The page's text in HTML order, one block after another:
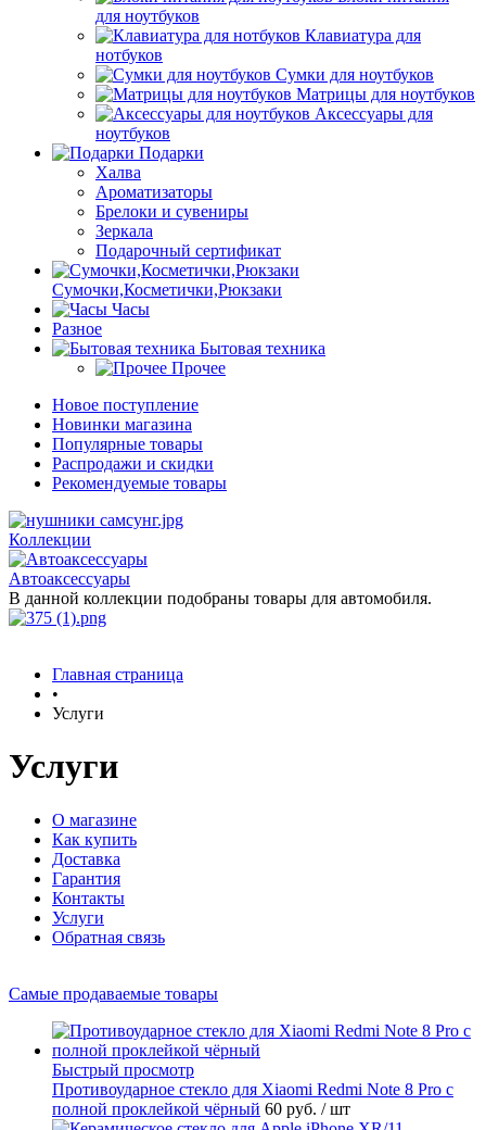
для ноутбуков
Клавиатура для
нотбуков
Сумки для ноутбуков
Матрицы для ноутбуков
Аксессуары для
ноутбуков
Подарки
Халва
Ароматизаторы
Брелоки и сувениры
Зеркала
Подарочный сертификат
Сумочки,Косметички,Рюкзаки
Часы
Разное
Бытовая техника
Прочее
Новое поступление
Новинки магазина
Популярные товары
Распродажи и скидки
Рекомендуемые товары
Коллекции
Автоаксессуары
В данной коллекции подобраны товары для автомобиля.
Главная страница
•
Услуги
Услуги
О магазине
Как купить
Доставка
Гарантия
Контакты
Услуги
Обратная связь
Самые продаваемые товары
Быстрый просмотр
Противоударное стекло для Xiaomi Redmi Note 8 Pro с
полной проклейкой чёрный 60 руб. / шт